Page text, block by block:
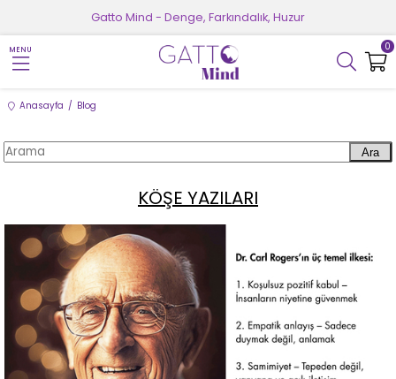
Gatto Mind - Denge, Farkındalık, Huzur
MENU 0
Anasayfa Blog
Ara
KÖŞE YAZILARI